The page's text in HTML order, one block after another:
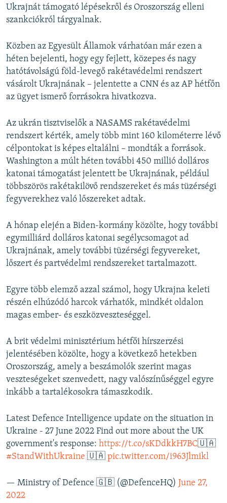
Ukrajnát támogató lépésekről és Oroszország elleni
szankciókról tárgyalnak.
Közben az Egyesült Államok várhatóan már ezen a
héten bejelenti, hogy egy fejlett, közepes és nagy
hatótávolságú föld-levegő rakétavédelmi rendszert
vásárolt Ukrajnának – jelentette a CNN és az AP hétfőn
az ügyet ismerő forrásokra hivatkozva.
Az ukrán tisztviselők a NASAMS rakétavédelmi
rendszert kérték, amely több mint 160 kilométerre lévő
célpontokat is képes eltalálni – mondták a források.
Washington a múlt héten további 450 millió dolláros
katonai támogatást jelentett be Ukrajnának, például
többszörös rakétakilövő rendszereket és más tüzérségi
fegyverekhez való lőszereket adtak.
A hónap elején a Biden-kormány közölte, hogy további
egymilliárd dolláros katonai segélycsomagot ad
Ukrajnának, amely további tüzérségi fegyvereket,
lőszert és partvédelmi rendszereket tartalmazott.
Egyre több elemző azzal számol, hogy Ukrajna keleti
részén elhúzódó harcok várhatók, mindkét oldalon
magas ember- és eszközveszteséggel.
A brit védelmi minisztérium hétfői hírszerzési
jelentésében közölte, hogy a következő hetekben
Oroszország, amely a beszámolók szerint magas
veszteségeket szenvedett, nagy valószínűséggel egyre
inkább a tartalékosokra támaszkodik.
Latest Defence Intelligence update on the situation in
Ukraine - 27 June 2022 Find out more about the UK
government's response: https://t.co/sKDdkkH7BC🇺🇦
#StandWithUkraine 🇺🇦 pic.twitter.com/i963Jlmikl
— Ministry of Defence 🇬🇧 (@DefenceHQ) June 27,
2022